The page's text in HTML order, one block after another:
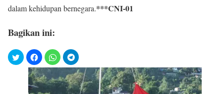
dalam kehidupan bernegara.***CNI-01
Bagikan ini: